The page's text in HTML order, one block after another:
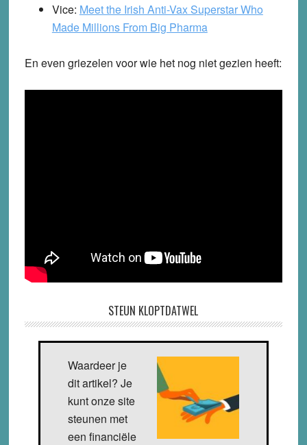
Vice: Meet the Irish Anti-Vax Superstar Who
Made Millions From Big Pharma
En even griezelen voor wie het nog niet gezien heeft:
STEUN KLOPTDATWEL
Waardeer je
dit artikel? Je
kunt onze site
steunen met
een financiële